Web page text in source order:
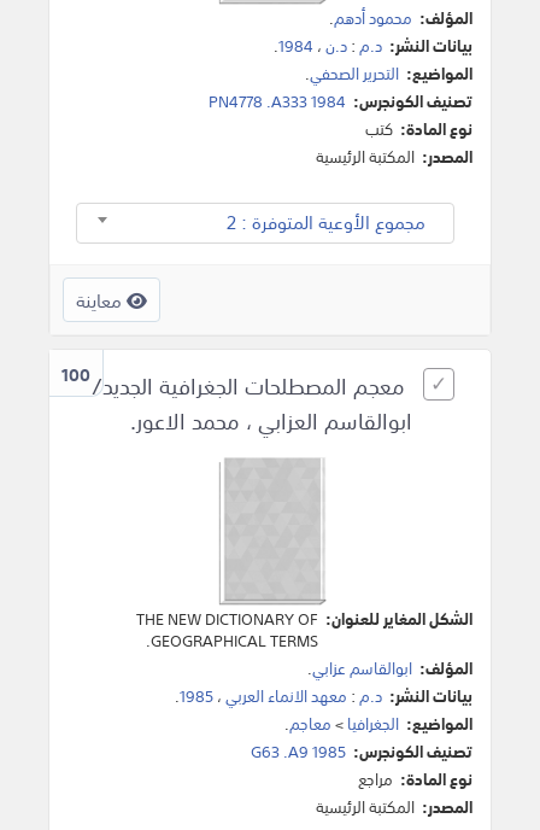
المؤلف: محمود أدهم.
بيانات النشر: د.م:د.ن، 1984
.
المواضيع: التحرير الصحفي.
تصنيف الكونجرس: PN4778 .A333 1984
نوع المادة: كتب
المصدر: المكتبة الرئيسية
مجموع الأوعية المتوفرة : 2
معاينة
100معجم المصطلحات الجغرافية الجديد/
ابوالقاسم العزابي ، محمد الاعور.
الشكل المغاير للعنوان: THE NEW DICTIONARY OF
GEOGRAPHICAL TERMS.
المؤلف: ابوالقاسم عزابي.
بيانات النشر: د.م: معهد الانماء العربي،1985
.
المواضيع: الجغرافيا>معاجم.
تصنيف الكونجرس: G63 .A9 1985
نوع المادة: مراجع
المصدر: المكتبة الرئيسية